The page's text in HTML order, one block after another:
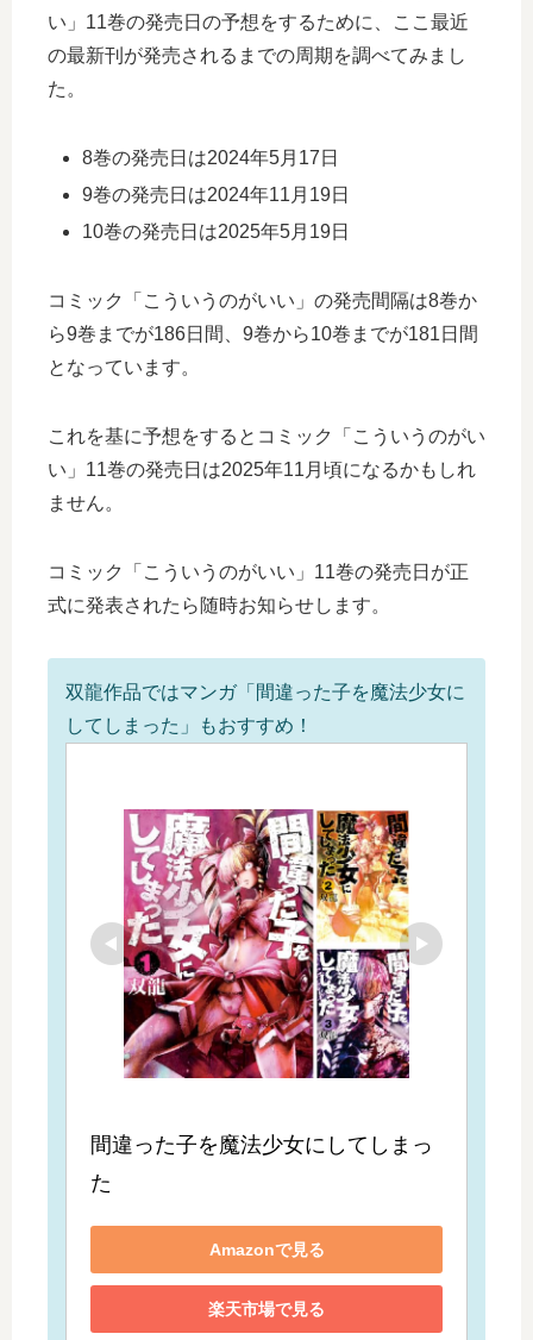
い」11巻の発売日の予想をするために、ここ最近
の最新刊が発売されるまでの周期を調べてみまし
た。
8巻の発売日は2024年5月17日
9巻の発売日は2024年11月19日
10巻の発売日は2025年5月19日
コミック「こういうのがいい」の発売間隔は8巻か
ら9巻までが186日間、9巻から10巻までが181日間
となっています。
これを基に予想をするとコミック「こういうのがい
い」11巻の発売日は2025年11月頃になるかもしれ
ません。
コミック「こういうのがいい」11巻の発売日が正
式に発表されたら随時お知らせします。
双龍作品ではマンガ「間違った子を魔法少女に
してしまった」もおすすめ！
間違った子を魔法少女にしてしまっ
た
Amazonで見る
楽天市場で見る